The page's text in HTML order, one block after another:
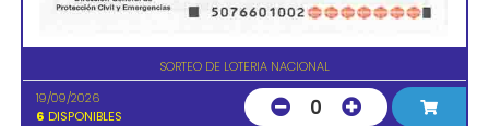
SORTEO DE LOTERIA NACIONAL
19/09/2026
6 DISPONIBLES 0